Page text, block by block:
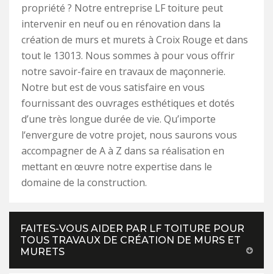
propriété ? Notre entreprise LF toiture peut
intervenir en neuf ou en rénovation dans la
création de murs et murets à Croix Rouge et dans
tout le 13013. Nous sommes à pour vous offrir
notre savoir-faire en travaux de maçonnerie.
Notre but est de vous satisfaire en vous
fournissant des ouvrages esthétiques et dotés
d’une très longue durée de vie. Qu’importe
l‘envergure de votre projet, nous saurons vous
accompagner de A à Z dans sa réalisation en
mettant en œuvre notre expertise dans le
domaine de la construction.
FAITES-VOUS AIDER PAR LF TOITURE POUR
TOUS TRAVAUX DE CRÉATION DE MURS ET
MURETS